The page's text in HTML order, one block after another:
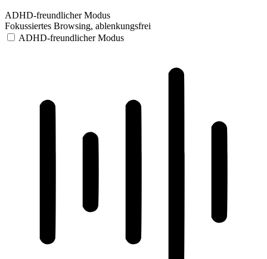
ADHD-freundlicher Modus
Fokussiertes Browsing, ablenkungsfrei
ADHD-freundlicher Modus